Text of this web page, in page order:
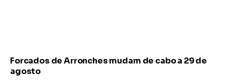
Forcados de Arronches mudam de cabo a 29 de
agosto